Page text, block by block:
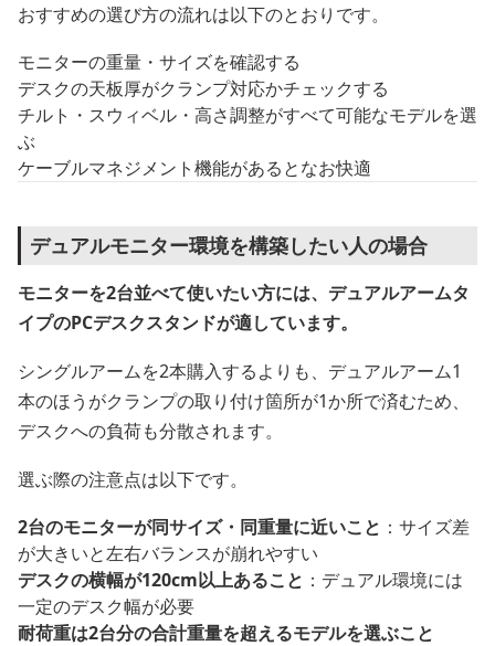
おすすめの選び方の流れは以下のとおりです。
モニターの重量・サイズを確認する
デスクの天板厚がクランプ対応かチェックする
チルト・スウィベル・高さ調整がすべて可能なモデルを選
ぶ
ケーブルマネジメント機能があるとなお快適
デュアルモニター環境を構築したい人の場合
モニターを2台並べて使いたい方には、デュアルアームタ
イプのPCデスクスタンドが適しています。
シングルアームを2本購入するよりも、デュアルアーム1
本のほうがクランプの取り付け箇所が1か所で済むため、
デスクへの負荷も分散されます。
選ぶ際の注意点は以下です。
2台のモニターが同サイズ・同重量に近いこと ：サイズ差
が大きいと左右バランスが崩れやすい
デスクの横幅が120cm以上あること ：デュアル環境には
一定のデスク幅が必要
耐荷重は2台分の合計重量を超えるモデルを選ぶこと